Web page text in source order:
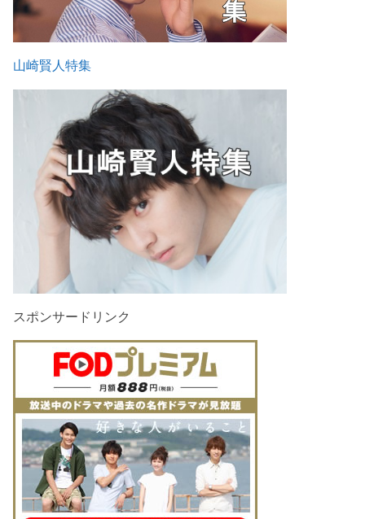
山崎賢人特集
スポンサードリンク